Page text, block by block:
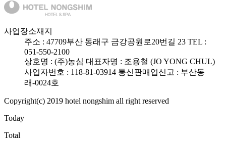
사업장소재지
주소 : 47709부산 동래구 금강공원로20번길 23 TEL :
051-550-2100
상호명 : (주)농심 대표자명 : 조용철 (JO YONG CHUL)
사업자번호 : 118-81-03914 통신판매업신고 : 부산동
래-0024호
Copyright(c) 2019 hotel nongshim all right reserved
Today
Total